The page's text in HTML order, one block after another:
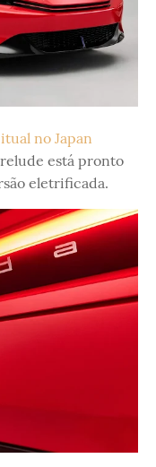
no Japan
está pronto
eletrificada.